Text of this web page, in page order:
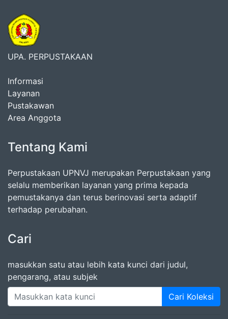
UPA. PERPUSTAKAAN
Informasi
Layanan
Pustakawan
Area Anggota
Tentang Kami
Perpustakaan UPNVJ merupakan Perpustakaan yang
selalu memberikan layanan yang prima kepada
pemustakanya dan terus berinovasi serta adaptif
terhadap perubahan.
Cari
masukkan satu atau lebih kata kunci dari judul,
pengarang, atau subjek
Cari Koleksi